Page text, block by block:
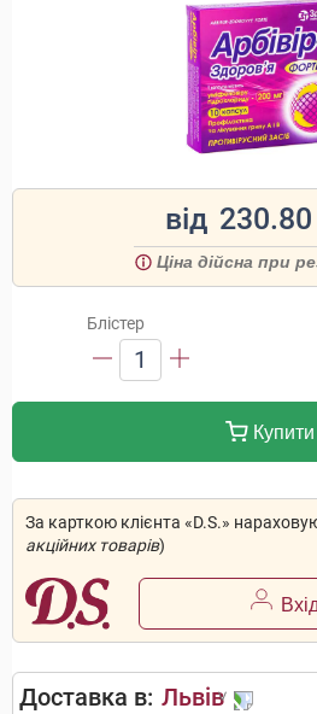
від 230.80
Ціна дійсна при
Блістер
1
Купити
За карткою клієнта «D.S.»
акційних товарів)
Доставка в: Львів